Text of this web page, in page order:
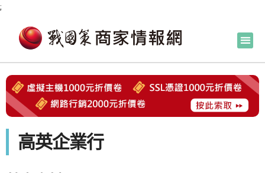
;
高英企業行